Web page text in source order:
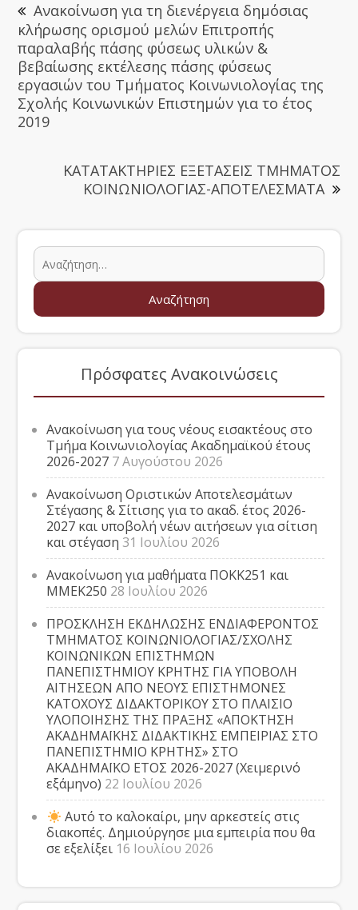
Ανακοίνωση για τη διενέργεια δημόσιας
κλήρωσης ορισμού μελών Επιτροπής
παραλαβής πάσης φύσεως υλικών &
βεβαίωσης εκτέλεσης πάσης φύσεως
εργασιών του Τμήματος Κοινωνιολογίας της
Σχολής Κοινωνικών Επιστημών για το έτος
2019
ΚΑΤΑΤΑΚΤΗΡΙΕΣ ΕΞΕΤΑΣΕΙΣ ΤΜΗΜΑΤΟΣ
ΚΟΙΝΩΝΙΟΛΟΓΙΑΣ-ΑΠΟΤΕΛΕΣΜΑΤΑ
Πρόσφατες Ανακοινώσεις
Ανακοίνωση για τους νέους εισακτέους στο
Τμήμα Κοινωνιολογίας Ακαδημαϊκού έτους
2026-2027 7 Αυγούστου 2026
Ανακοίνωση Οριστικών Αποτελεσμάτων
Στέγασης & Σίτισης για το ακαδ. έτος 2026-
2027 και υποβολή νέων αιτήσεων για σίτιση
και στέγαση 31 Ιουλίου 2026
Ανακοίνωση για μαθήματα ΠΟΚΚ251 και
ΜΜΕΚ250 28 Ιουλίου 2026
ΠΡΟΣΚΛΗΣΗ ΕΚΔΗΛΩΣΗΣ ΕΝΔΙΑΦΕΡΟΝΤΟΣ
ΤΜΗΜΑΤΟΣ ΚΟΙΝΩΝΙΟΛΟΓΙΑΣ/ΣΧΟΛΗΣ
ΚΟΙΝΩΝΙΚΩΝ ΕΠΙΣΤΗΜΩΝ
ΠΑΝΕΠΙΣΤΗΜΙΟΥ ΚΡΗΤΗΣ ΓΙΑ ΥΠΟΒΟΛΗ
ΑΙΤΗΣΕΩΝ ΑΠΟ ΝΕΟΥΣ ΕΠΙΣΤΗΜΟΝΕΣ
ΚΑΤΟΧΟΥΣ ΔΙΔΑΚΤΟΡΙΚΟΥ ΣΤΟ ΠΛΑΙΣΙΟ
ΥΛΟΠΟΙΗΣΗΣ ΤΗΣ ΠΡΑΞΗΣ «ΑΠΟΚΤΗΣΗ
ΑΚΑΔΗΜΑΪΚΗΣ ΔΙΔΑΚΤΙΚΗΣ ΕΜΠΕΙΡΙΑΣ ΣΤΟ
ΠΑΝΕΠΙΣΤΗΜΙΟ ΚΡΗΤΗΣ» ΣΤΟ
ΑΚΑΔΗΜΑΪΚΟ ΕΤΟΣ 2026-2027 (Χειμερινό
εξάμηνο) 22 Ιουλίου 2026
Αυτό το καλοκαίρι, μην αρκεστείς στις
διακοπές. Δημιούργησε μια εμπειρία που θα
σε εξελίξει 16 Ιουλίου 2026